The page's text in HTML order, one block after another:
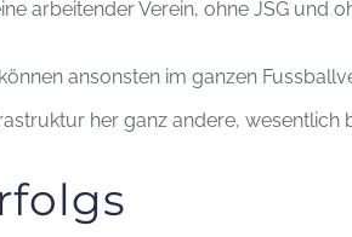
arbeitender Verein, ohne JSG und
ansonsten im ganzen
her ganz andere, wesentlich